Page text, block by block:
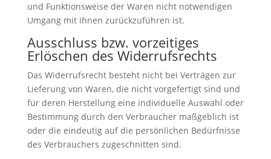
und Funktionsweise der Waren nicht notwendigen
Umgang mit ihnen zurückzuführen ist.
Ausschluss bzw. vorzeitiges
Erlöschen des Widerrufsrechts
Das Widerrufsrecht besteht nicht bei Verträgen zur
Lieferung von Waren, die nicht vorgefertigt sind und
für deren Herstellung eine individuelle Auswahl oder
Bestimmung durch den Verbraucher maßgeblich ist
oder die eindeutig auf die persönlichen Bedürfnisse
des Verbrauchers zugeschnitten sind.